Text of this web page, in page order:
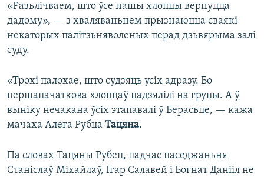
«Разьлічваем, што ўсе нашы хлопцы вернуцца
дадому», — з хваляваньнем прызнаюцца сваякі
некаторых палітзьняволеных перад дзьвярыма залі
суду.
«Трохі палохае, што судзяць усіх адразу. Бо
першапачаткова хлопцаў падзялілі на групы. А ў
выніку нечакана ўсіх этапавалі ў Берасьце, — кажа
мачаха Алега Рубца Тацяна.
Па словах Тацяны Рубец, падчас паседжаньня
Станiслаў Міхайлаў, Ігар Салавей і Богнат Данііл не